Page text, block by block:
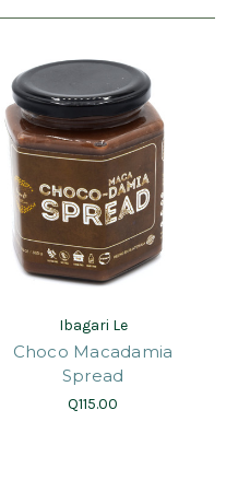
Ibagari Le
Choco Macadamia
Spread
Q115.00